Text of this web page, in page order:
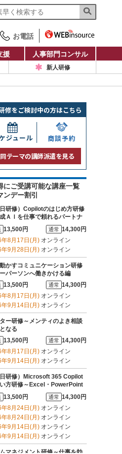
お電話
援 人事部門コンサル
新人研修
修をご検討中の方はこちら
ジュール
商談予約
同テーマの講師派遣を見る
にご受講可能な講座一覧
ンデー割引
日研修）Copilotのはじめ方研修
ＡＩを仕事で頼れるパートナ
る
13,500円 通常 14,300円
8月17日(月) オンライン
9月28日(月) オンライン
かすコミュニケーション研修
パーソンへ働きかける編
13,500円 通常 14,300円
8月17日(月) オンライン
9月14日(月) オンライン
ー研修～メンティのよき相談
なる
13,500円 通常 14,300円
8月17日(月) オンライン
9月14日(月) オンライン
日研修）Microsoft 365 Copilot
方研修～Excel・PowerPoint
効率化する
13,500円 通常 14,300円
8月24日(月) オンライン
8月24日(月) オンライン
9月14日(月) オンライン
9月14日(月) オンライン
マネジメント研修～仕事を効